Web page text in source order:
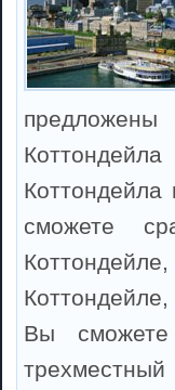
сможете
Вы сможете